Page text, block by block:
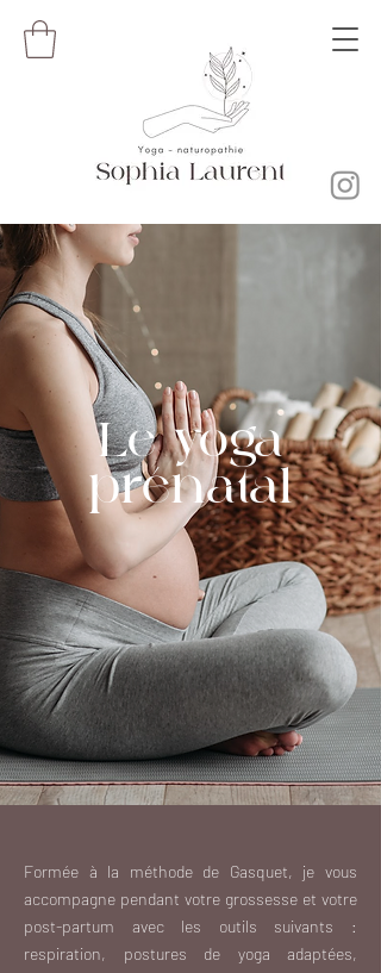
Le yoga
prénatal
Formée à la méthode de Gasquet, je vous
accompagne pendant votre grossesse et votre
post-partum avec les outils suivants :
respiration, postures de yoga adaptées,